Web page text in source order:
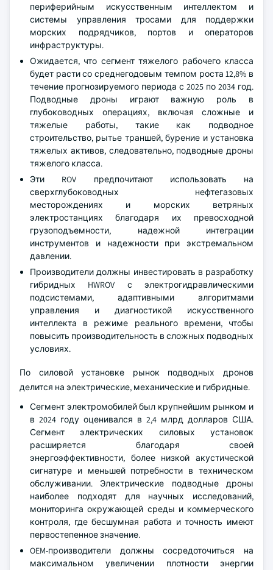
периферийным искусственным интеллектом и
системы управления тросами для поддержки
морских подрядчиков, портов и операторов
инфраструктуры.
Ожидается, что сегмент тяжелого рабочего класса
будет расти со среднегодовым темпом роста 12,8% в
течение прогнозируемого периода с 2025 по 2034 год.
Подводные дроны играют важную роль в
глубоководных операциях, включая сложные и
тяжелые работы, такие как подводное
строительство, рытье траншей, бурение и установка
тяжелых активов, следовательно, подводные дроны
тяжелого класса.
Эти ROV предпочитают использовать на
сверхглубоководных нефтегазовых
месторождениях и морских ветряных
электростанциях благодаря их превосходной
грузоподъемности, надежной интеграции
инструментов и надежности при экстремальном
давлении.
Производители должны инвестировать в разработку
гибридных HWROV с электрогидравлическими
подсистемами, адаптивными алгоритмами
управления и диагностикой искусственного
интеллекта в режиме реального времени, чтобы
повысить производительность в сложных подводных
условиях.
По силовой установке рынок подводных дронов
делится на электрические, механические и гибридные.
Сегмент электромобилей был крупнейшим рынком и
в 2024 году оценивался в 2,4 млрд долларов США.
Сегмент электрических силовых установок
расширяется благодаря своей
энергоэффективности, более низкой акустической
сигнатуре и меньшей потребности в техническом
обслуживании. Электрические подводные дроны
наиболее подходят для научных исследований,
мониторинга окружающей среды и коммерческого
контроля, где бесшумная работа и точность имеют
первостепенное значение.
OEM-производители должны сосредоточиться на
максимальном увеличении плотности энергии